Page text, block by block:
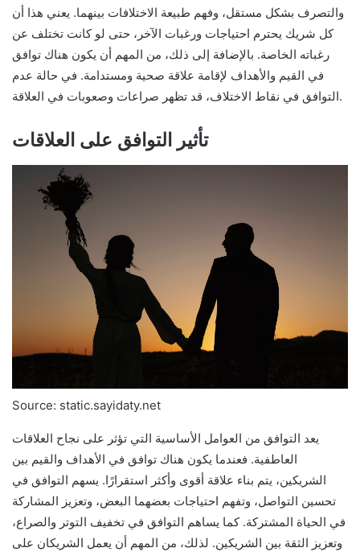
والتصرف بشكل مستقل، وفهم طبيعة الاختلافات بينهما. يعني هذا أن
كل شريك يحترم احتياجات ورغبات الآخر، حتى لو كانت تختلف عن
رغباته الخاصة. بالإضافة إلى ذلك، من المهم أن يكون هناك توافق
في القيم والأهداف لإقامة علاقة صحية ومستدامة. في حالة عدم
التوافق في نقاط الاختلاف، قد تظهر صراعات وصعوبات في العلاقة.
تأثير التوافق على العلاقات
Source: static.sayidaty.net
يعد التوافق من العوامل الأساسية التي تؤثر على نجاح العلاقات
العاطفية. فعندما يكون هناك توافق في الأهداف والقيم بين
الشريكين، يتم بناء علاقة أقوى وأكثر استقرارًا. يسهم التوافق في
تحسين التواصل، وتفهم احتياجات بعضهما البعض، وتعزيز المشاركة
في الحياة المشتركة. كما يساهم التوافق في تخفيف التوتر والصراع،
وتعزيز الثقة بين الشريكين. لذلك، من المهم أن يعمل الشريكان على